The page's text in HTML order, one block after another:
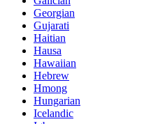
Georgian
Gujarati
Haitian
Hausa
Hawaiian
Hebrew
Hmong
Hungarian
Icelandic